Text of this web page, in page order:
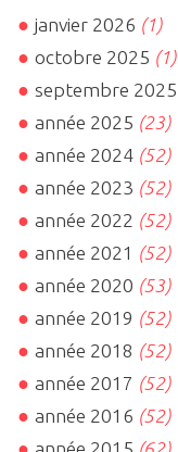
janvier 2026 (1)
octobre 2025 (1)
septembre 2025
année 2025 (23)
année 2024 (52)
année 2023 (52)
année 2022 (52)
année 2021 (52)
année 2020 (53)
année 2019 (52)
année 2018 (52)
année 2017 (52)
année 2016 (52)